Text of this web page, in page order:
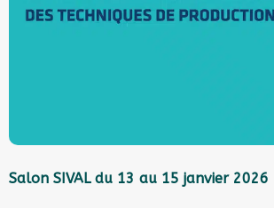
Salon SIVAL du 13 au 15 janvier 2026